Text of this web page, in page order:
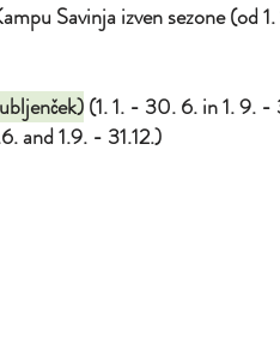
Savinja izven sezone (od
(1. 1. - 30. 6. in 1. 9. -
and 1.9. - 31.12.)